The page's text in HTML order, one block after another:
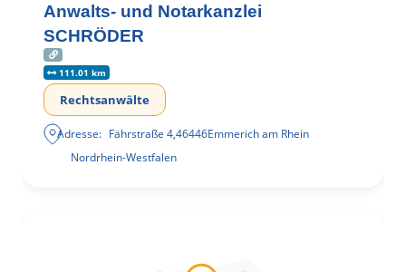
Anwalts- und Notarkanzlei
SCHRÖDER
111.01 km
Rechtsanwälte
Adresse: Fährstraße 4,46446Emmerich am Rhein
Nordrhein-Westfalen